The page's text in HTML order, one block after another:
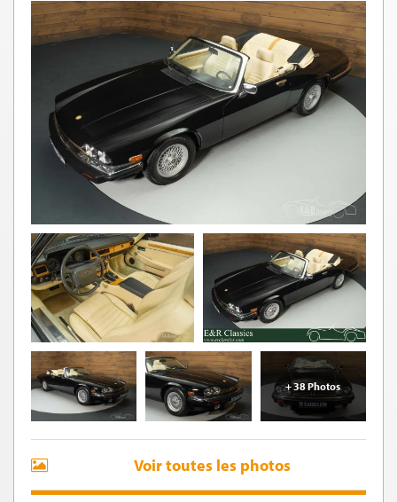
+ 38 Photos
Voir toutes les photos